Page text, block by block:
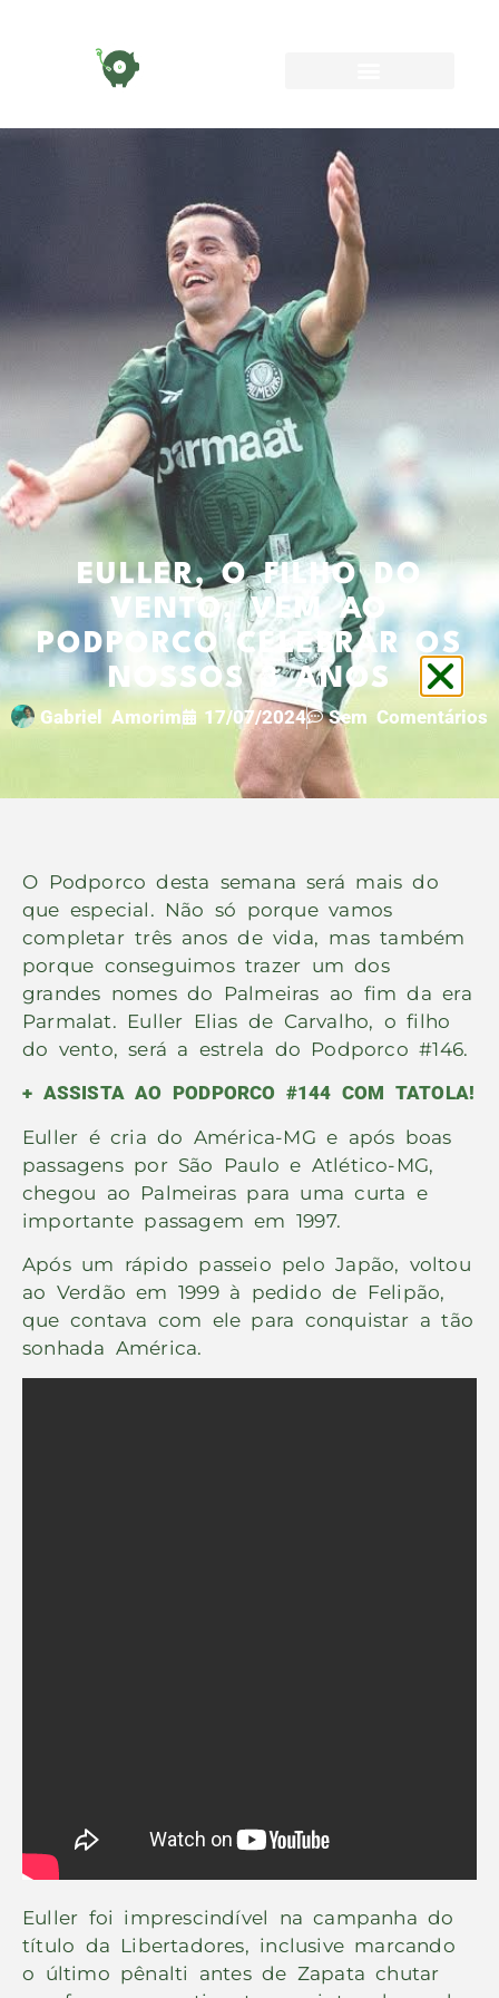
EULLER, O FILHO DO
VENTO, VEM AO
PODPORCO CELEBRAR OS
NOSSOS 3 ANOS
Gabriel Amorim 17/07/2024 Sem Comentários
O Podporco desta semana será mais do
que especial. Não só porque vamos
completar três anos de vida, mas também
porque conseguimos trazer um dos
grandes nomes do Palmeiras ao fim da era
Parmalat. Euller Elias de Carvalho, o filho
do vento, será a estrela do Podporco #146.
+ ASSISTA AO PODPORCO #144 COM TATOLA!
Euller é cria do América-MG e após boas
passagens por São Paulo e Atlético-MG,
chegou ao Palmeiras para uma curta e
importante passagem em 1997.
Após um rápido passeio pelo Japão, voltou
ao Verdão em 1999 à pedido de Felipão,
que contava com ele para conquistar a tão
sonhada América.
Euller foi imprescindível na campanha do
título da Libertadores, inclusive marcando
o último pênalti antes de Zapata chutar